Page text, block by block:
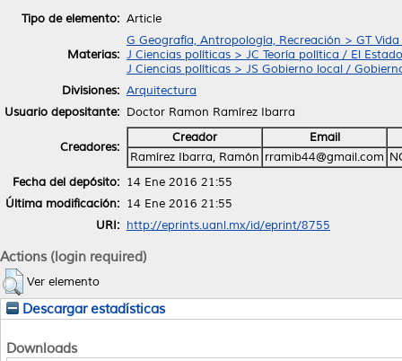
Tipo de elemento: Article
Materias:
G Geografía, Antropología, Recreación > GT
J Ciencias políticas > JC Teoría política / El
J Ciencias políticas > JS Gobierno local /
Divisiones: Arquitectura
Usuario depositante: Doctor Ramon Ramírez Ibarra
Creadores:
Creador
Email
Ramírez Ibarra, Ramón rramib44@gmail.com
Fecha del depósito: 14 Ene 2016 21:55
Última modificación: 14 Ene 2016 21:55
URI: http://eprints.uanl.mx/id/eprint/8755
Actions (login required)
Ver elemento
Descargar estadísticas
Downloads